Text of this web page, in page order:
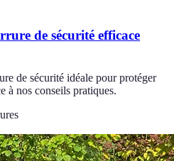
de sécurité efficace
de sécurité idéale pour protéger
à nos conseils pratiques.